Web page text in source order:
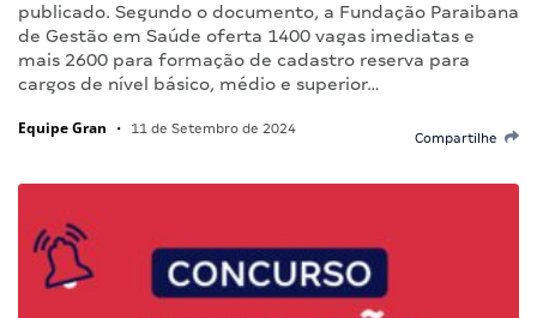
publicado. Segundo o documento, a Fundação Paraibana
de Gestão em Saúde oferta 1400 vagas imediatas e
mais 2600 para formação de cadastro reserva para
cargos de nível básico, médio e superior…
Equipe Gran • 11 de Setembro de 2024
Compartilhe